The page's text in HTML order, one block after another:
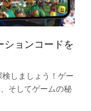
ションコードを
しましょう！ゲー
そしてゲームの秘